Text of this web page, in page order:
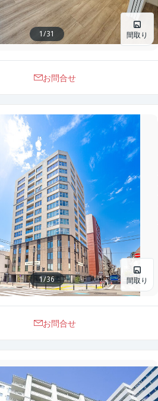
間取り
1/31
お問合せ
間取り
1/36
お問合せ